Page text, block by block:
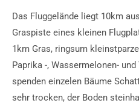
Das Fluggelände liegt 10km
Graspiste eines kleinen
1km Gras, ringsum
Paprika -, Wassermelonen-
spenden einzelen Bäume
sehr trocken, der Boden